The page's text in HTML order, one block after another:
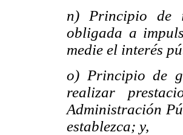
n) Principio de
obligada a
medie el interés
o) Principio de
realizar
Administración
establezca; y,